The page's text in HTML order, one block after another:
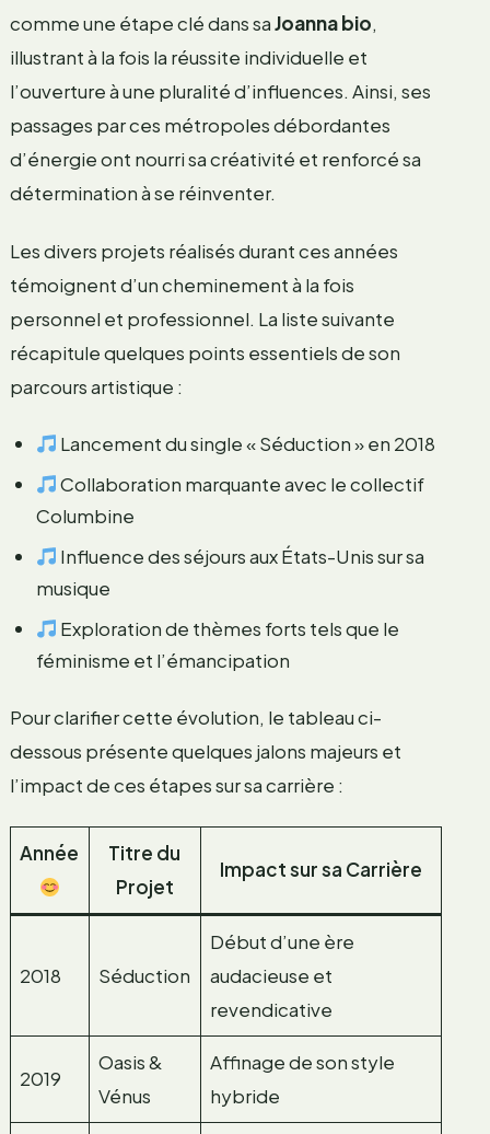
comme une étape clé dans saJoanna bio,
illustrant à la fois la réussite individuelle et
l’ouverture à une pluralité d’influences. Ainsi, ses
passages par ces métropoles débordantes
d’énergie ont nourri sa créativité et renforcé sa
détermination à se réinventer.
Les divers projets réalisés durant ces années
témoignent d’un cheminement à la fois
personnel et professionnel. La liste suivante
récapitule quelques points essentiels de son
parcours artistique :
Lancement du single « Séduction » en 2018
Collaboration marquante avec le collectif
Columbine
Influence des séjours aux États-Unis sur sa
musique
Exploration de thèmes forts tels que le
féminisme et l’émancipation
Pour clarifier cette évolution, le tableau ci-
dessous présente quelques jalons majeurs et
l’impact de ces étapes sur sa carrière :
Année
Titre du
Projet
Impact sur sa Carrière
2018 Séduction
Début d’une ère
audacieuse et
revendicative
2019
Oasis &
Vénus
Affinage de son style
hybride